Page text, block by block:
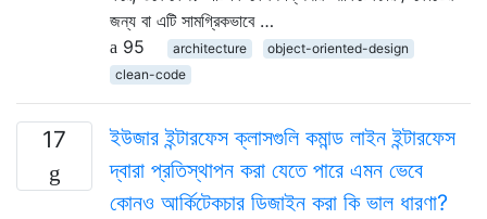
জন্য বা এটি সামগ্রিকভাবে …
95
architecture
object-oriented-design
clean-code
17
ইউজার ইন্টারফেস ক্লাসগুলি কমান্ড লাইন ইন্টারফেস
দ্বারা প্রতিস্থাপন করা যেতে পারে এমন ভেবে
কোনও আর্কিটেকচার ডিজাইন করা কি ভাল ধারণা?